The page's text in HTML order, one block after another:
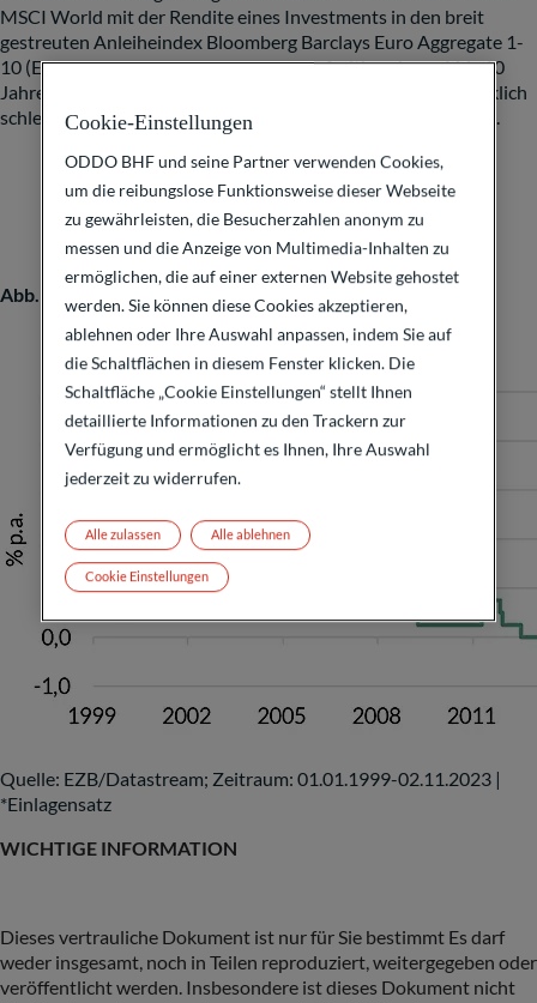
MSCI World mit der Rendite eines Investments in den breit
gestreuten Anleiheindex Bloomberg Barclays Euro Aggregate 1-
10 (Euro-denominierte Anleihen im Laufzeitband von 1 bis 10
Jahren), dann schneiden die Anleihen mit -10,3 Prozent merklich
schlechter ab als, in Euro gerechnet, die Aktien (-5,0 Prozent).
Abb. 1: Leitzinshoch im Euro-Raum*
Quelle: EZB/Datastream; Zeitraum: 01.01.1999-02.11.2023 |
*Einlagensatz
WICHTIGE INFORMATION
Dieses vertrauliche Dokument ist nur für Sie bestimmt Es darf
weder insgesamt, noch in Teilen reproduziert, weitergegeben oder
veröffentlicht werden. Insbesondere ist dieses Dokument nicht
Cookie-Einstellungen
ODDO BHF und seine Partner verwenden Cookies,
um die reibungslose Funktionsweise dieser Webseite
zu gewährleisten, die Besucherzahlen anonym zu
messen und die Anzeige von Multimedia-Inhalten zu
ermöglichen, die auf einer externen Website gehostet
werden. Sie können diese Cookies akzeptieren,
ablehnen oder Ihre Auswahl anpassen, indem Sie auf
die Schaltflächen in diesem Fenster klicken. Die
Schaltfläche „Cookie Einstellungen“ stellt Ihnen
detaillierte Informationen zu den Trackern zur
Verfügung und ermöglicht es Ihnen, Ihre Auswahl
jederzeit zu widerrufen.
Alle ablehnen
Alle zulassen
Cookie Einstellungen